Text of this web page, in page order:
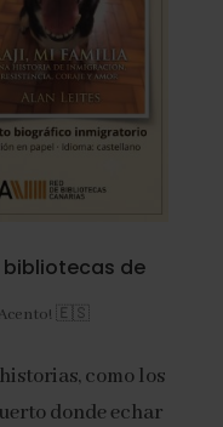
bibliotecas de
Acento! 🇪🇸
como los
donde echar